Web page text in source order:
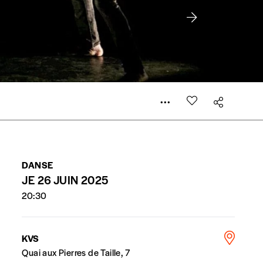
compte
le prix qu’il estime juste. Dans l’objectif de rendre
vous-mêmes le coût de notre publication. Cette
rédaction selon vos moyens et vos motivations.
commande renseigné dans le mail de confirmation et
pas indispensable. Il marque votre volonté de
DANSE
JE 26 JUIN 2025
20:30
KVS
Quai aux Pierres de Taille, 7